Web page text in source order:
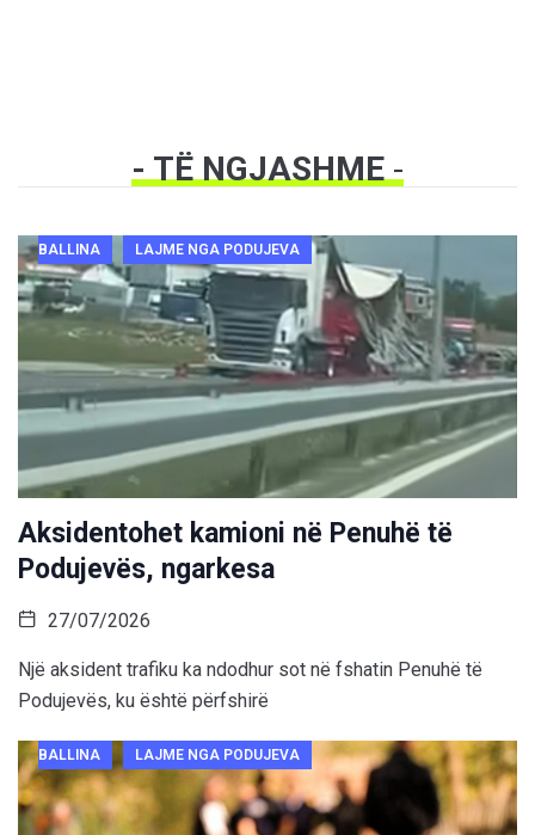
- TË NGJASHME-
BALLINA LAJME NGA PODUJEVA
Aksidentohet kamioni në Penuhë të
Podujevës, ngarkesa
27/07/2026
Një aksident trafiku ka ndodhur sot në fshatin Penuhë të
Podujevës, ku është përfshirë
BALLINA LAJME NGA PODUJEVA